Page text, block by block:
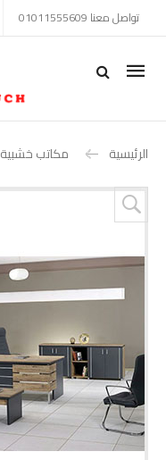
تواصل معنا 01011555609
Mobile
الرئيسية مكاتب خشبية
Skip to content